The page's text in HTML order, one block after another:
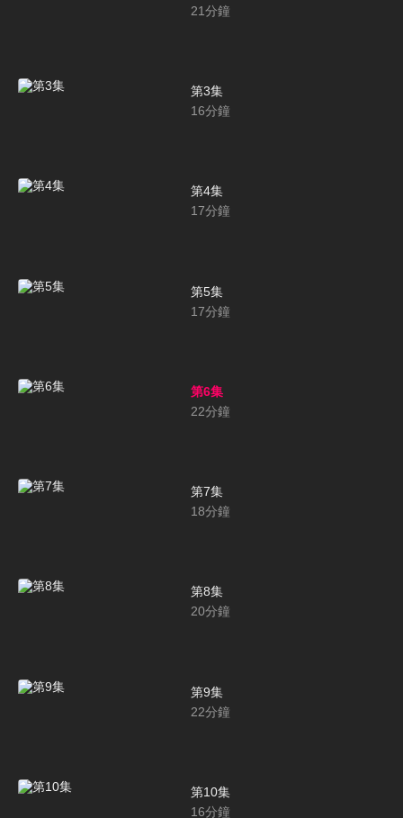
21分鐘
第3集
16分鐘
第4集
17分鐘
第5集
17分鐘
第6集
22分鐘
第7集
18分鐘
第8集
20分鐘
第9集
22分鐘
第10集
16分鐘